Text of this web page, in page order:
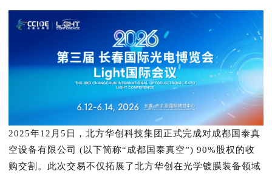
2025年12月5日，北方华创科技集团正式完成对成都国泰真
空设备有限公司 (以下简称“成都国泰真空”) 90%股权的收
购交割。此次交易不仅拓展了北方华创在光学镀膜装备领域